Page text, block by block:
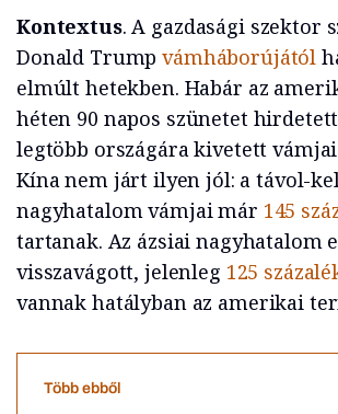
Kontextus. A gazdasági szektor
Donald Trumpvámháborújától
elmúlt hetekben. Habár az
héten 90 napos szünetet
legtöbb országára kivetett
Kína nem járt ilyen jól: a távol-
nagyhatalom vámjai már 145
tartanak. Az ázsiai nagyhatalom
visszavágott, jelenleg 125
vannak hatályban az amerikai
Több ebből